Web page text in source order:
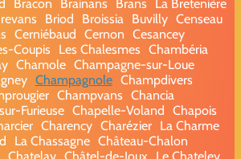
Bracon Brainans Brans
La Bretenière
Briod Broissia Buvilly Censeau
Cerniébaud Cernon Cesancey
Coupis
Les Chalesmes Chambéria
Chamole Champagne-sur-Loue
Champagnole Champdivers
Champvans Chancia
Furieuse Chapelle-Voland Chapois
Charency Charézier La Charme
La Chassagne Château-Chalon